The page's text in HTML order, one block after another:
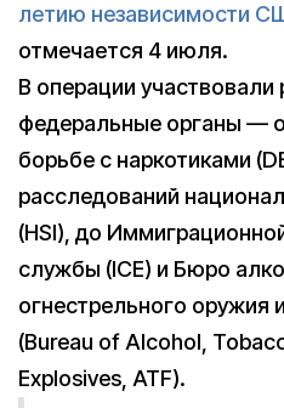
летию независимости
отмечается 4 июля.
В операции участвовали
федеральные органы —
борьбе с наркотиками
расследований
(HSI), до
службы (ICE) и Бюро
огнестрельного оружия
(Bureau of Alcohol,
Explosives, ATF).